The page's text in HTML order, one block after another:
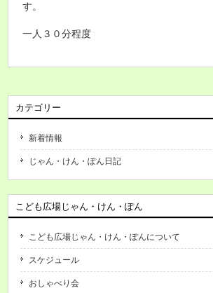
す。
一人３０分程度
カテゴリー
新着情報
じゃん・けん・ぽん日記
こども広場じゃん・けん・ぽん
こども広場じゃん・けん・ぽんについて
スケジュール
おしゃべり会